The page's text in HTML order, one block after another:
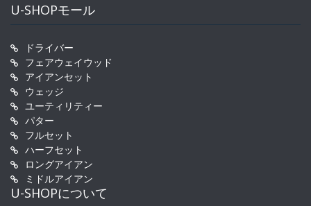
U-SHOPモール
ドライバー
フェアウェイウッド
アイアンセット
ウェッジ
ユーティリティー
パター
フルセット
ハーフセット
ロングアイアン
ミドルアイアン
U-SHOPについて